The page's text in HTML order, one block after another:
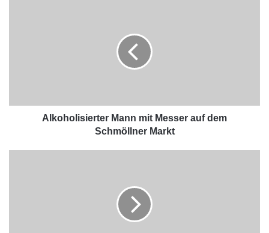
Alkoholisierter Mann mit Messer auf dem
Schmöllner Markt